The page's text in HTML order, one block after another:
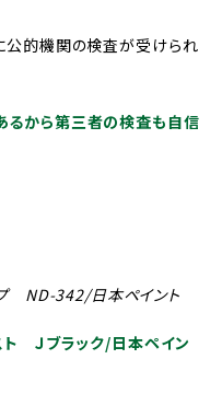
公的機関の検査が受けられ
るから第三者の検査も自信
プ ND-342/日本ペイント
ト Ｊブラック/日本ペイン